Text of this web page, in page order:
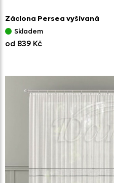
Záclona Persea vyšívaná
Skladem
od 839 Kč